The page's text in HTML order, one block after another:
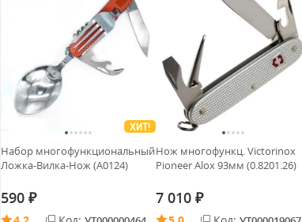
ХИТ!
Набор многофункциональный
Ложка-Вилка-Нож (А0124)
590 ₽
Нож многофункц. Victorinox
Pioneer Alox 93мм (0.8201.26)
7 010 ₽